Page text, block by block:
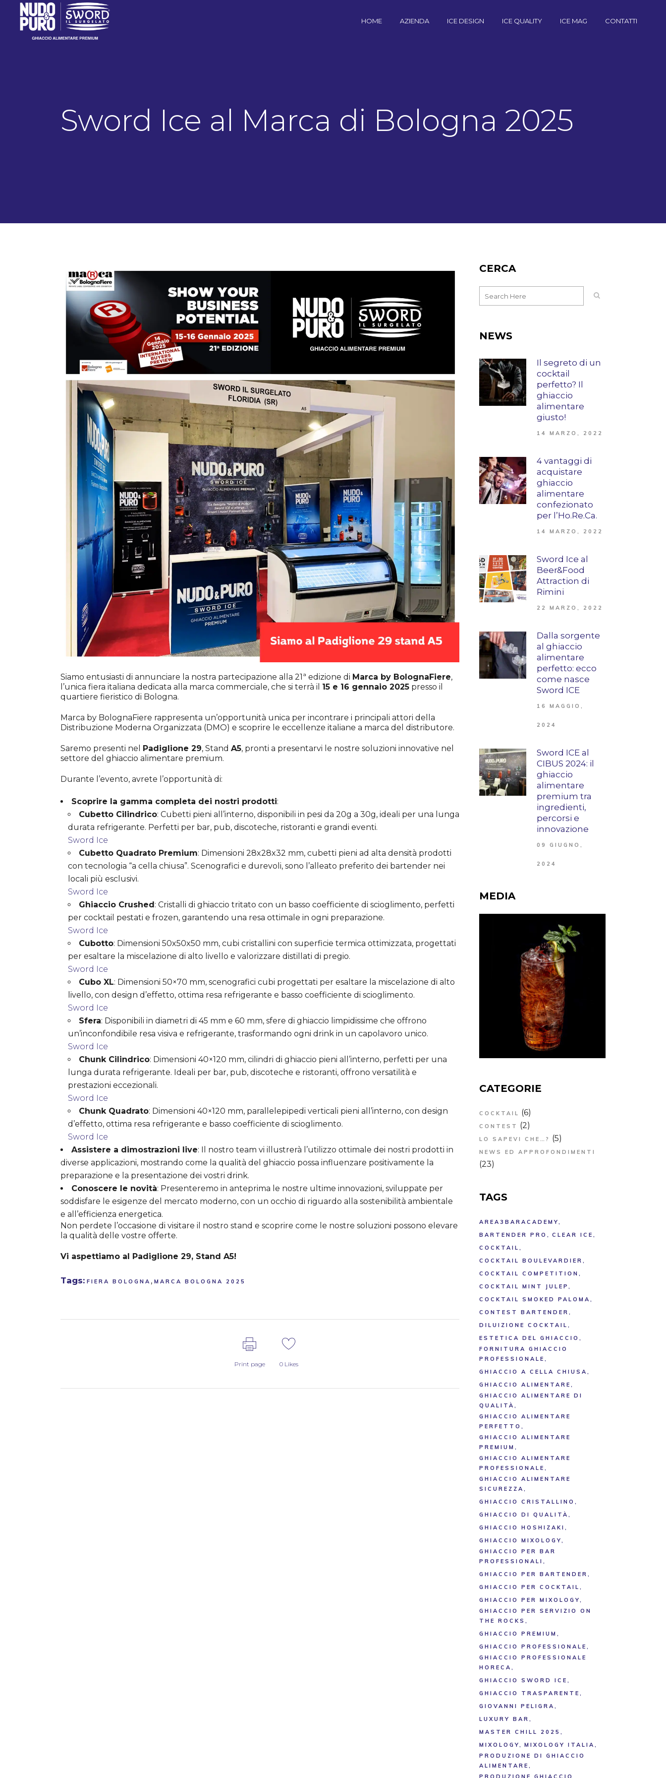
HOME AZIENDA ICE DESIGN ICE QUALITY ICE MAG CONTATTI
Sword Ice al Marca di Bologna 2025
Siamo entusiasti di annunciare la nostra partecipazione alla 21ª edizione di Marca by BolognaFiere,
l’unica fiera italiana dedicata alla marca commerciale, che si terrà il 15 e 16 gennaio 2025 presso il
quartiere fieristico di Bologna.
Marca by BolognaFiere rappresenta un’opportunità unica per incontrare i principali attori della
Distribuzione Moderna Organizzata (DMO) e scoprire le eccellenze italiane a marca del distributore.
Saremo presenti nel Padiglione 29, Stand A5, pronti a presentarvi le nostre soluzioni innovative nel
settore del ghiaccio alimentare premium.
Durante l’evento, avrete l’opportunità di:
Scoprire la gamma completa dei nostri prodotti:
Cubetto Cilindrico: Cubetti pieni all’interno, disponibili in pesi da 20g a 30g, ideali per una lunga
durata refrigerante. Perfetti per bar, pub, discoteche, ristoranti e grandi eventi.
Sword Ice
Cubetto Quadrato Premium: Dimensioni 28x28x32 mm, cubetti pieni ad alta densità prodotti
con tecnologia “a cella chiusa”. Scenografici e durevoli, sono l’alleato preferito dei bartender nei
locali più esclusivi.
Sword Ice
Ghiaccio Crushed: Cristalli di ghiaccio tritato con un basso coefficiente di scioglimento, perfetti
per cocktail pestati e frozen, garantendo una resa ottimale in ogni preparazione.
Sword Ice
Cubotto: Dimensioni 50x50x50 mm, cubi cristallini con superficie termica ottimizzata, progettati
per esaltare la miscelazione di alto livello e valorizzare distillati di pregio.
Sword Ice
Cubo XL: Dimensioni 50×70 mm, scenografici cubi progettati per esaltare la miscelazione di alto
livello, con design d’effetto, ottima resa refrigerante e basso coefficiente di scioglimento.
Sword Ice
Sfera: Disponibili in diametri di 45 mm e 60 mm, sfere di ghiaccio limpidissime che offrono
un’inconfondibile resa visiva e refrigerante, trasformando ogni drink in un capolavoro unico.
Sword Ice
Chunk Cilindrico: Dimensioni 40×120 mm, cilindri di ghiaccio pieni all’interno, perfetti per una
lunga durata refrigerante. Ideali per bar, pub, discoteche e ristoranti, offrono versatilità e
prestazioni eccezionali.
Sword Ice
Chunk Quadrato: Dimensioni 40×120 mm, parallelepipedi verticali pieni all’interno, con design
d’effetto, ottima resa refrigerante e basso coefficiente di scioglimento.
Sword Ice
Assistere a dimostrazioni live: Il nostro team vi illustrerà l’utilizzo ottimale dei nostri prodotti in
diverse applicazioni, mostrando come la qualità del ghiaccio possa influenzare positivamente la
preparazione e la presentazione dei vostri drink.
Conoscere le novità: Presenteremo in anteprima le nostre ultime innovazioni, sviluppate per
soddisfare le esigenze del mercato moderno, con un occhio di riguardo alla sostenibilità ambientale
e all’efficienza energetica.
Non perdete l’occasione di visitare il nostro stand e scoprire come le nostre soluzioni possono elevare
la qualità delle vostre offerte.
Vi aspettiamo al Padiglione 29, Stand A5!
Tags: FIERA BOLOGNA , MARCA BOLOGNA 2025
Print page 0Likes
CERCA
NEWS
Il segreto di un
cocktail
perfetto? Il
ghiaccio
alimentare
giusto!
14 MARZO, 2022
4 vantaggi di
acquistare
ghiaccio
alimentare
confezionato
per l’Ho.Re.Ca.
14 MARZO, 2022
Sword Ice al
Beer&Food
Attraction di
Rimini
22 MARZO, 2022
Dalla sorgente
al ghiaccio
alimentare
perfetto: ecco
come nasce
Sword ICE
16 MAGGIO,
2024
Sword ICE al
CIBUS 2024: il
ghiaccio
alimentare
premium tra
ingredienti,
percorsi e
innovazione
09 GIUGNO,
2024
MEDIA
CATEGORIE
COCKTAIL (6)
CONTEST (2)
LO SAPEVI CHE…? (5)
NEWS ED APPROFONDIMENTI
(23)
TAGS
AREA3BARACADEMY
BARTENDER PRO
CLEAR ICE
COCKTAIL
COCKTAIL BOULEVARDIER
COCKTAIL COMPETITION
COCKTAIL MINT JULEP
COCKTAIL SMOKED PALOMA
CONTEST BARTENDER
DILUIZIONE COCKTAIL
ESTETICA DEL GHIACCIO
FORNITURA GHIACCIO
PROFESSIONALE
GHIACCIO A CELLA CHIUSA
GHIACCIO ALIMENTARE
GHIACCIO ALIMENTARE DI
QUALITÀ
GHIACCIO ALIMENTARE
PERFETTO
GHIACCIO ALIMENTARE
PREMIUM
GHIACCIO ALIMENTARE
PROFESSIONALE
GHIACCIO ALIMENTARE
SICUREZZA
GHIACCIO CRISTALLINO
GHIACCIO DI QUALITÀ
GHIACCIO HOSHIZAKI
GHIACCIO MIXOLOGY
GHIACCIO PER BAR
PROFESSIONALI
GHIACCIO PER BARTENDER
GHIACCIO PER COCKTAIL
GHIACCIO PER MIXOLOGY
GHIACCIO PER SERVIZIO ON
THE ROCKS
GHIACCIO PREMIUM
GHIACCIO PROFESSIONALE
GHIACCIO PROFESSIONALE
HORECA
GHIACCIO SWORD ICE
GHIACCIO TRASPARENTE
GIOVANNI PELIGRA
LUXURY BAR
MASTER CHILL 2025
MIXOLOGY
MIXOLOGY ITALIA
PRODUZIONE DI GHIACCIO
ALIMENTARE
PRODUZIONE GHIACCIO